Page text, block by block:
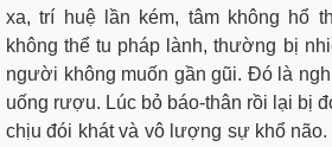
xa, trí huệ lần kém, tâm không hổ
không thể tu pháp lành, thường bị
người không muốn gần gũi. Ðó là
uống rượu. Lúc bỏ báo-thân rồi lại bị
chịu đói khát và vô lượng sự khổ